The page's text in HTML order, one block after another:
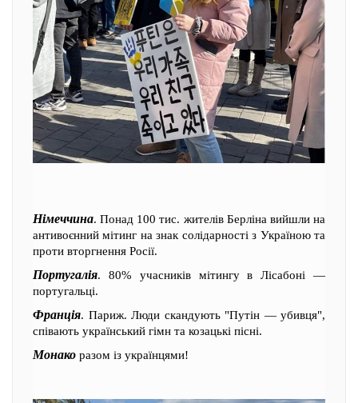
Німеччина. Понад 100 тис. жителів Берліна вийшли на
антивоєнний мітинг на знак солідарності з Україною та
проти вторгнення Росії.
Португалія. 80% учасників мітингу в Лісабоні —
португальці.
Франція. Париж. Люди скандують "Путін — убивця",
співають український гімн та козацькі пісні.
Монако разом із українцями!